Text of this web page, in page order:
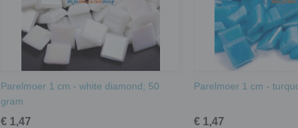
Parelmoer 1 cm - white diamond; 50
gram
€ 1,47
Parelmoer 1 cm -
€ 1,47